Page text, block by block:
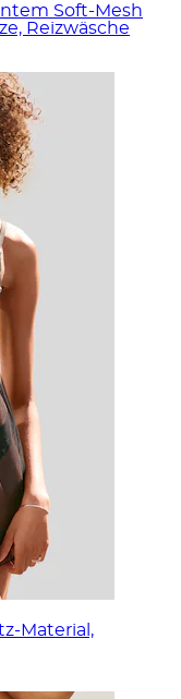
Soft-Mesh
Reizwäsche
Material,